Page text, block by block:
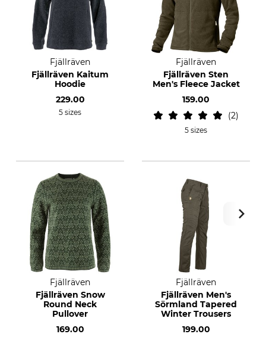
Fjällräven
Fjällräven Kaitum
Hoodie
229.00
5 sizes
Fjällräven
Fjällräven Sten
Men's Fleece Jacket
159.00
2
5 sizes
Fjällräven
Fjällräven Snow
Round Neck
Pullover
169.00
Fjällräven
Fjällräven Men's
Sörmland Tapered
Winter Trousers
199.00